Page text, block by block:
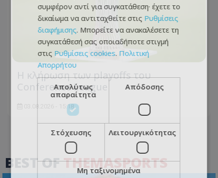
Η κλήρωση των playoffs του
Conference League
03.08.2026 - 15:18
BEST OFTHEMASPORTS
συμφέρον αντί για συγκατάθεση· έχετε το
δικαίωμα να αντιταχθείτε στις Ρυθμίσεις
διαφήμισης. Μπορείτε να ανακαλέσετε τη
συγκατάθεσή σας οποιαδήποτε στιγμή
στις Ρυθμίσεις cookies. Πολιτική
Απορρήτου
Απολύτως
απαραίτητα
Απόδοσης
Στόχευσης Λειτουργικότητας
Μη ταξινομημένα